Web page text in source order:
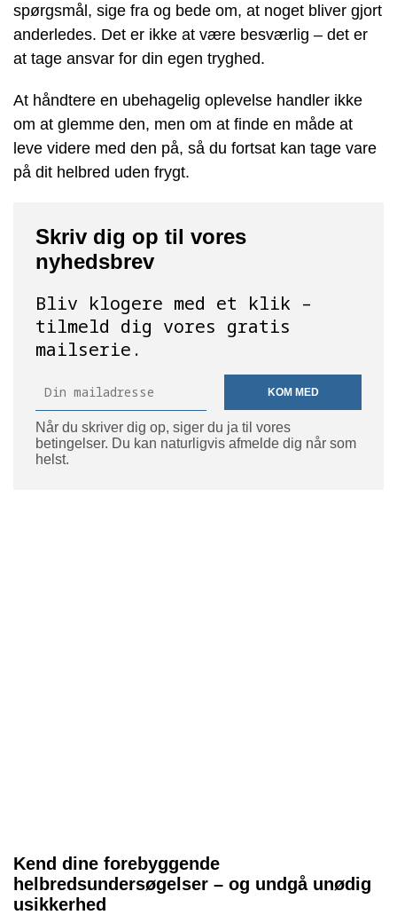
spørgsmål, sige fra og bede om, at noget bliver gjort
anderledes. Det er ikke at være besværlig – det er
at tage ansvar for din egen tryghed.
At håndtere en ubehagelig oplevelse handler ikke
om at glemme den, men om at finde en måde at
leve videre med den på, så du fortsat kan tage vare
på dit helbred uden frygt.
Skriv dig op til vores
nyhedsbrev
Bliv klogere med et klik –
tilmeld dig vores gratis
mailserie.
KOM MED
Når du skriver dig op, siger du ja til vores
betingelser. Du kan naturligvis afmelde dig når som
helst.
Kend dine forebyggende
helbredsundersøgelser – og undgå unødig
usikkerhed